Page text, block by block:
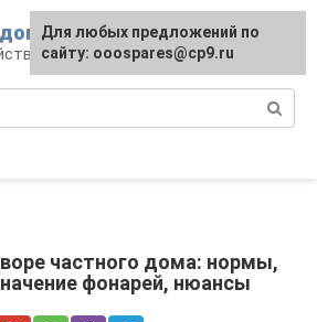
кабели, ремонт
частного дома: нормы,
фонарей, нюансы
Для любых предложений по
сайту: ooospares@cp9.ru